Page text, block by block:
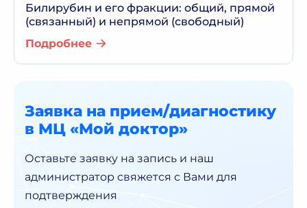
Билирубин и его фракции: общий, прямой
(связанный) и непрямой (свободный)
Подробнее
Заявка на прием/диагностику
в МЦ «Мой доктор»
Оставьте заявку на запись и наш
администратор свяжется с Вами для
подтверждения